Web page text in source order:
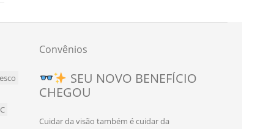
Convênios
SEU NOVO BENEFÍCIO
CHEGOU
Cuidar da visão também é cuidar da
Novo convênio para
bancários e bancárias de